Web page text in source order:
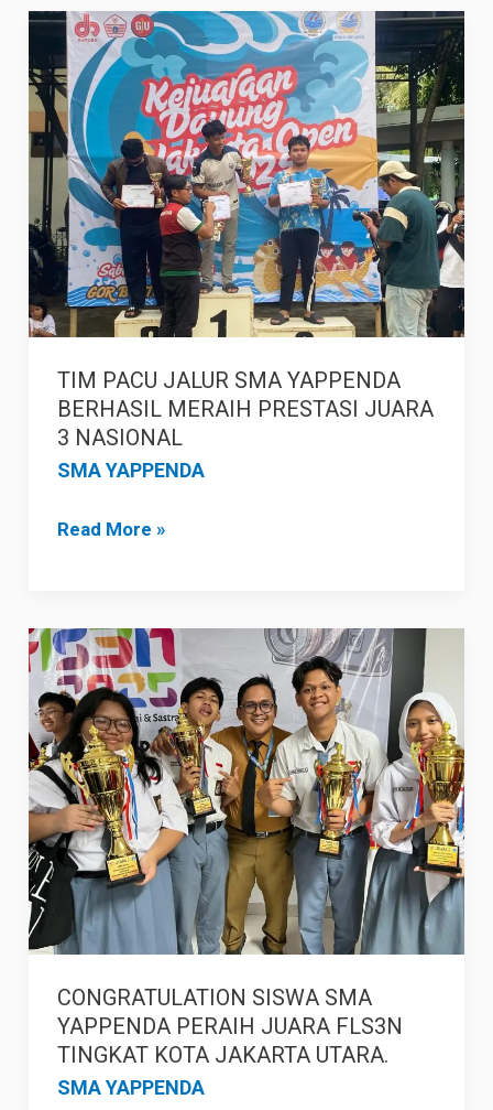
TIM PACU JALUR SMA YAPPENDA
BERHASIL MERAIH PRESTASI JUARA
3 NASIONAL
SMA YAPPENDA
TIM
PACU
JALUR
SMA
YAPPENDA
BERHASIL
MERAIH
PRESTASI
JUARA
3
NASIONAL
Read More »
CONGRATULATION SISWA SMA
YAPPENDA PERAIH JUARA FLS3N
TINGKAT KOTA JAKARTA UTARA.
SMA YAPPENDA
CONGRATULATION
SISWA
SMA
YAPPENDA
PERAIH
JUARA
FLS3N
TINGKAT
KOTA
JAKARTA
UTARA.